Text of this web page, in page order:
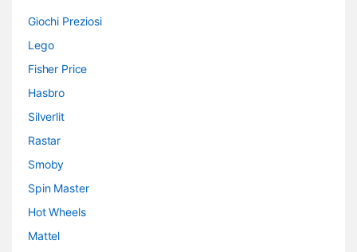
Giochi Preziosi
Lego
Fisher Price
Hasbro
Silverlit
Rastar
Smoby
Spin Master
Hot Wheels
Mattel